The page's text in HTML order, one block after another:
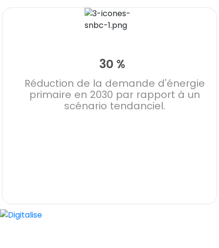
30 %
Réduction de la demande d'énergie
primaire en 2030 par rapport à un
scénario tendanciel.